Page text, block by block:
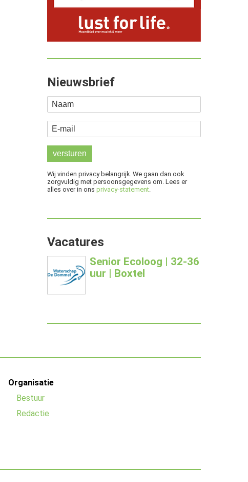
Nieuwsbrief
Naam
E-mail
Wij vinden privacy belangrijk. We gaan dan ook
zorgvuldig met persoonsgegevens om. Lees er
alles over in ons privacy-statement
Vacatures
Senior Ecoloog | 32-36
uur | Boxtel
Organisatie
Bestuur
Redactie